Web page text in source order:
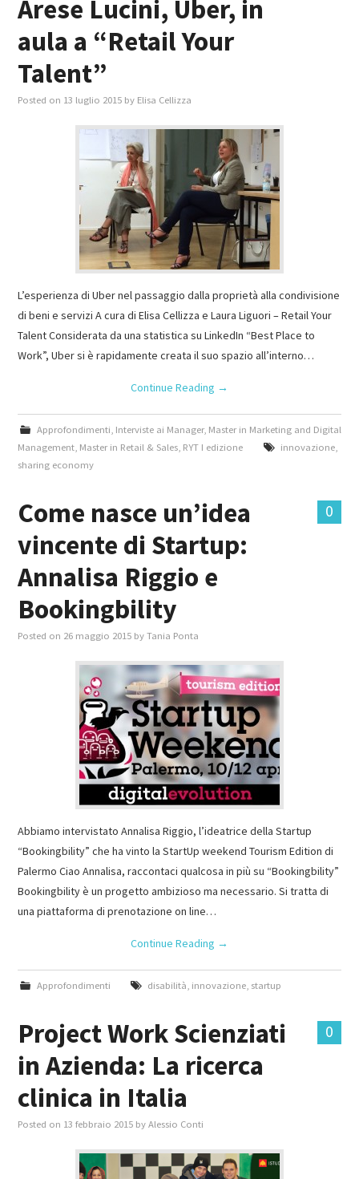
Arese Lucini, Uber, in
aula a “Retail Your
Talent”
Posted on 13 luglio 2015 by Elisa Cellizza
L’esperienza di Uber nel passaggio dalla proprietà alla condivisione
di beni e servizi A cura di Elisa Cellizza e Laura Liguori – Retail Your
Talent Considerata da una statistica su LinkedIn “Best Place to
Work”, Uber si è rapidamente creata il suo spazio all’interno…
Continue Reading →
Approfondimenti Interviste ai Manager, Master in Marketing and Digital
Management Master in Retail & Sales RYT I edizione innovazione,
sharing economy
0
Come nasce un’idea
vincente di Startup:
Annalisa Riggio e
Bookingbility
Posted on 26 maggio 2015 byTania Ponta
Abbiamo intervistato Annalisa Riggio, l’ideatrice della Startup
“Bookingbility” che ha vinto la StartUp weekend Tourism Edition di
Palermo Ciao Annalisa, raccontaci qualcosa in più su “Bookingbility”
Bookingbility è un progetto ambizioso ma necessario. Si tratta di
una piattaforma di prenotazione on line…
Continue Reading →
Approfondimenti disabilità innovazione, startup
0
Project Work Scienziati
in Azienda: La ricerca
clinica in Italia
Posted on 13 febbraio 2015 byAlessio Conti